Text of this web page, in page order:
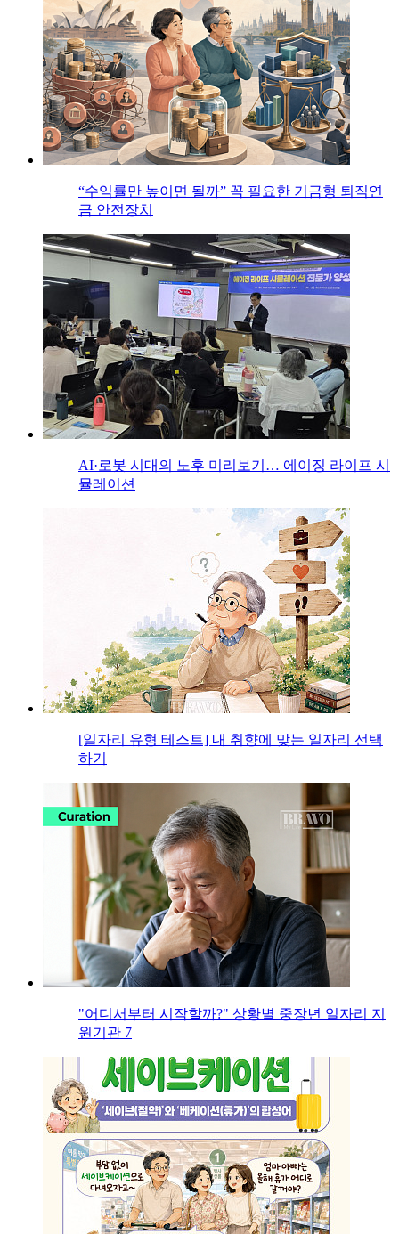
“수익률만 높이면 될까” 꼭 필요한 기금형 퇴직연
금 안전장치
AI·로봇 시대의 노후 미리보기… 에이징 라이프 시
뮬레이션
[일자리 유형 테스트] 내 취향에 맞는 일자리 선택
하기
"어디서부터 시작할까?" 상황별 중장년 일자리 지
원기관 7